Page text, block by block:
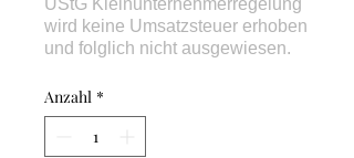
Anzahl *